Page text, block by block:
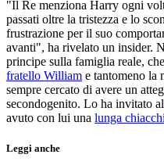
"Il Re menziona Harry ogni
passati oltre la tristezza e lo
frustrazione per il suo
avanti", ha rivelato un insider.
principe sulla famiglia reale,
fratello William e tantomeno la
sempre cercato di avere un
secondogenito. Lo ha invitato
avuto con lui una lunga
Leggi anche